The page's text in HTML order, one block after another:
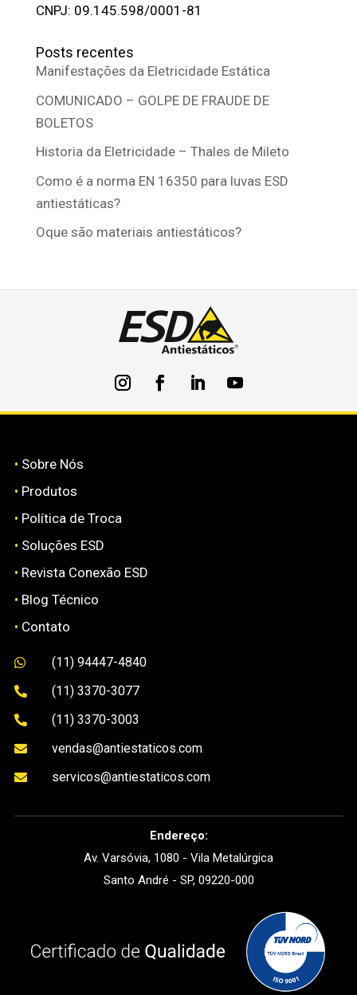
CNPJ: 09.145.598/0001-81
Posts recentes
Manifestações da Eletricidade Estática
COMUNICADO – GOLPE DE FRAUDE DE
BOLETOS
Historia da Eletricidade – Thales de Mileto
Como é a norma EN 16350 para luvas ESD
antiestáticas?
Oque são materiais antiestáticos?
• Sobre Nós
• Produtos
• Política de Troca
• Soluções ESD
• Revista Conexão ESD
• Blog Técnico
• Contato
 (11) 94447-4840
 (11) 3370-3077
 (11) 3370-3003
 vendas@antiestaticos.com
 servicos@antiestaticos.com
Endereço:
Av. Varsóvia, 1080 - Vila Metalúrgica
Santo André - SP, 09220-000